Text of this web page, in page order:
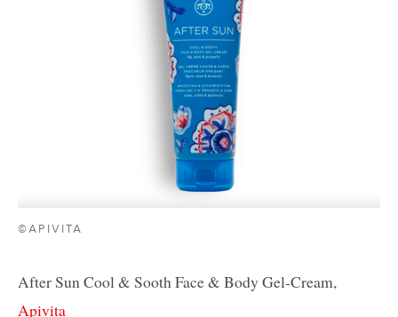
©APIVITA
After Sun Cool & Sooth Face & Body Gel-Cream,
Apivita